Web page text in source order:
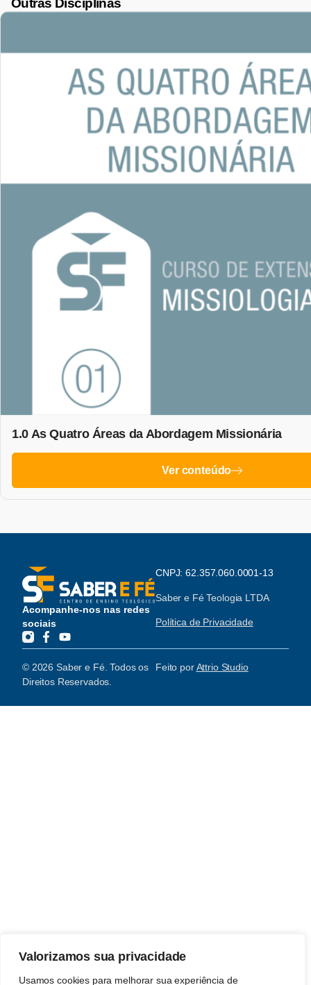
Valorizamos sua privacidade
Usamos cookies para melhorar sua experiência de
Outras Disciplinas
1.0 As Quatro Áreas da Abordagem Missionária
Ver conteúdo
Acompanhe-nos nas redes
sociais
CNPJ: 62.357.060.0001-13
Saber e Fé Teologia LTDA
Política de Privacidade
© 2026 Saber e Fé. Todos os
Direitos Reservados.
Feito porAttrio Studio